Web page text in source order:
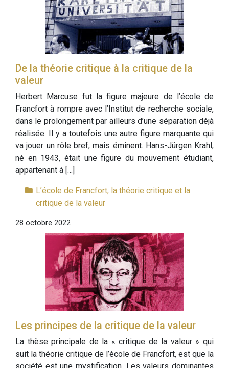
De la théorie critique à la critique de la
valeur
Herbert Marcuse fut la figure majeure de l’école de
Francfort à rompre avec l’Institut de recherche sociale,
dans le prolongement par ailleurs d’une séparation déjà
réalisée. Il y a toutefois une autre figure marquante qui
va jouer un rôle bref, mais éminent. Hans-Jürgen Krahl,
né en 1943, était une figure du mouvement étudiant,
appartenant à […]
L’école de Francfort, la théorie critique et la
critique de la valeur
28 octobre 2022
Les principes de la critique de la valeur
La thèse principale de la « critique de la valeur » qui
suit la théorie critique de l’école de Francfort, est que la